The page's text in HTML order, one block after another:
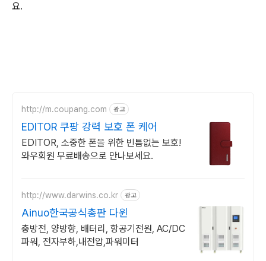
요.
http://m.coupang.com 광고
EDITOR 쿠팡 강력 보호 폰 케어
EDITOR, 소중한 폰을 위한 빈틈없는 보호!
와우회원 무료배송으로 만나보세요.
http://www.darwins.co.kr 광고
Ainuo한국공식총판 다윈
충방전, 양방향, 배터리, 항공기전원, AC/DC
파워, 전자부하,내전압,파워미터